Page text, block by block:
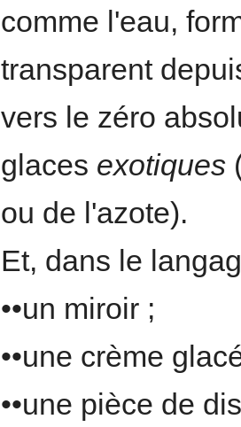
comme l'eau,
transparent
vers le zéro
glaces exotiques
ou de l'azote).
Et, dans le
••un miroir ;
••une crème
••une pièce de